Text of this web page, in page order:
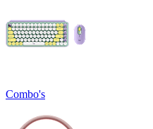
Combo's